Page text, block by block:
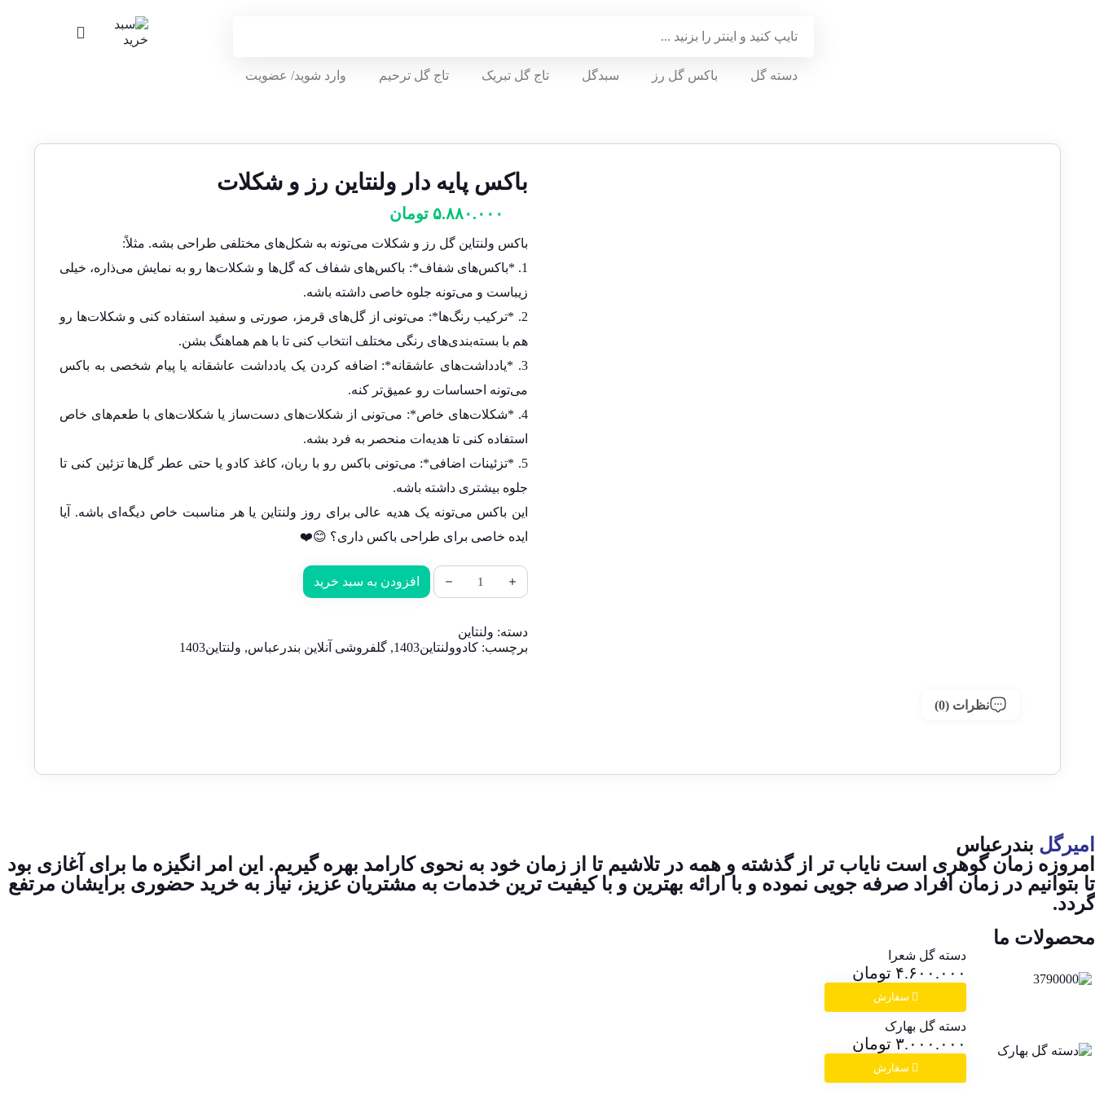
دسته گل باکس گل رز سبدگل تاج گل تبریک تاج گل ترحیم وارد شوید/ عضویت
باکس پایه دار ولنتاین رز و شکلات
۵.۸۸۰.۰۰۰ تومان
باکس ولنتاین گل رز و شکلات می‌تونه به شکل‌های مختلفی طراحی بشه. مثلاً:
1. *باکس‌های شفاف*: باکس‌های شفاف که گل‌ها و شکلات‌ها رو به نمایش می‌ذاره، خیلی
زیباست و می‌تونه جلوه خاصی داشته باشه.
2. *ترکیب رنگ‌ها*: می‌تونی از گل‌های قرمز، صورتی و سفید استفاده کنی و شکلات‌ها رو
هم با بسته‌بندی‌های رنگی مختلف انتخاب کنی تا با هم هماهنگ بشن.
3. *یادداشت‌های عاشقانه*: اضافه کردن یک یادداشت عاشقانه یا پیام شخصی به باکس
می‌تونه احساسات رو عمیق‌تر کنه.
4. *شکلات‌های خاص*: می‌تونی از شکلات‌های دست‌ساز یا شکلات‌های با طعم‌های خاص
استفاده کنی تا هدیه‌ات منحصر به فرد بشه.
5. *تزئینات اضافی*: می‌تونی باکس رو با ربان، کاغذ کادو یا حتی عطر گل‌ها تزئین کنی تا
جلوه بیشتری داشته باشه.
این باکس می‌تونه یک هدیه عالی برای روز ولنتاین یا هر مناسبت خاص دیگه‌ای باشه. آیا
ایده خاصی برای طراحی باکس داری؟ 😊❤️
افزودن به سبد خرید
دسته: ولنتاین
برچسب: کادوولنتاین1403 , گلفروشی آنلاین بندرعباس, ولنتاین1403
نظرات (0)
امیرگل بندرعباس
امروزه زمان گوهری است نایاب تر از گذشته و همه در تلاشیم تا از زمان خود به نحوی کارامد بهره گیریم. این امر انگیزه ما برای آغازی بود
تا بتوانیم در زمان افراد صرفه جویی نموده و با ارائه بهترین و با کیفیت ترین خدمات به مشتریان عزیز، نیاز به خرید حضوری برایشان مرتفع
گردد.
محصولات ما
دسته گل شعرا
۴.۶۰۰.۰۰۰ تومان
سفارش
دسته گل بهارک
۳.۰۰۰.۰۰۰ تومان
سفارش